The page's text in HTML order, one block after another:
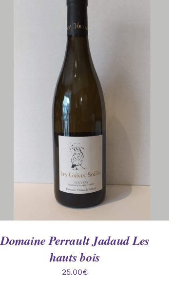
AJOUTER AU PANIER
Domaine Perrault Jadaud Les
hauts bois
25.00€